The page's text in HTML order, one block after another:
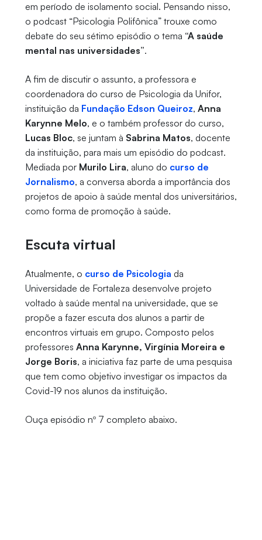
em período de isolamento social. Pensando nisso,
o podcast “Psicologia Polifônica” trouxe como
debate do seu sétimo episódio o tema “A saúde
mental nas universidades”.
A fim de discutir o assunto, a professora e
coordenadora do curso de Psicologia da Unifor,
instituição da Fundação Edson Queiroz, Anna
Karynne Melo, e o também professor do curso,
Lucas Bloc, se juntam à Sabrina Matos, docente
da instituição, para mais um episódio do podcast.
Mediada por Murilo Lira, aluno do curso de
Jornalismo, a conversa aborda a importância dos
projetos de apoio à saúde mental dos universitários,
como forma de promoção à saúde.
Escuta virtual
Atualmente, o curso de Psicologia da
Universidade de Fortaleza desenvolve projeto
voltado à saúde mental na universidade, que se
propõe a fazer escuta dos alunos a partir de
encontros virtuais em grupo. Composto pelos
professores Anna Karynne, Virgínia Moreira e
Jorge Boris, a iniciativa faz parte de uma pesquisa
que tem como objetivo investigar os impactos da
Covid-19 nos alunos da instituição.
Ouça episódio nº 7 completo abaixo.